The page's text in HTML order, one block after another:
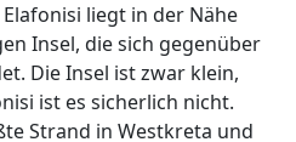
liegt in der Nähe
Insel, die sich gegenüber
Die Insel ist zwar klein,
ist es sicherlich nicht.
Strand in Westkreta und